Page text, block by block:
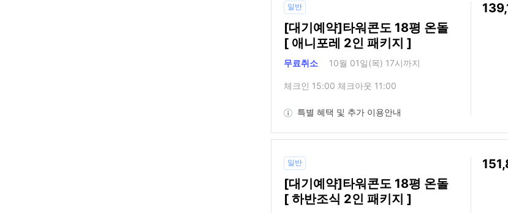
일반
[대기예약]타워콘도 18평 온돌
[ 애니포레 2인 패키지 ]
무료취소 10월 01일(목) 17시까지
체크인 15:00 체크아웃 11:00
특별 혜택 및 추가 이용안내
일반
[대기예약]타워콘도 18평 온돌
[ 하반조식 2인 패키지 ]